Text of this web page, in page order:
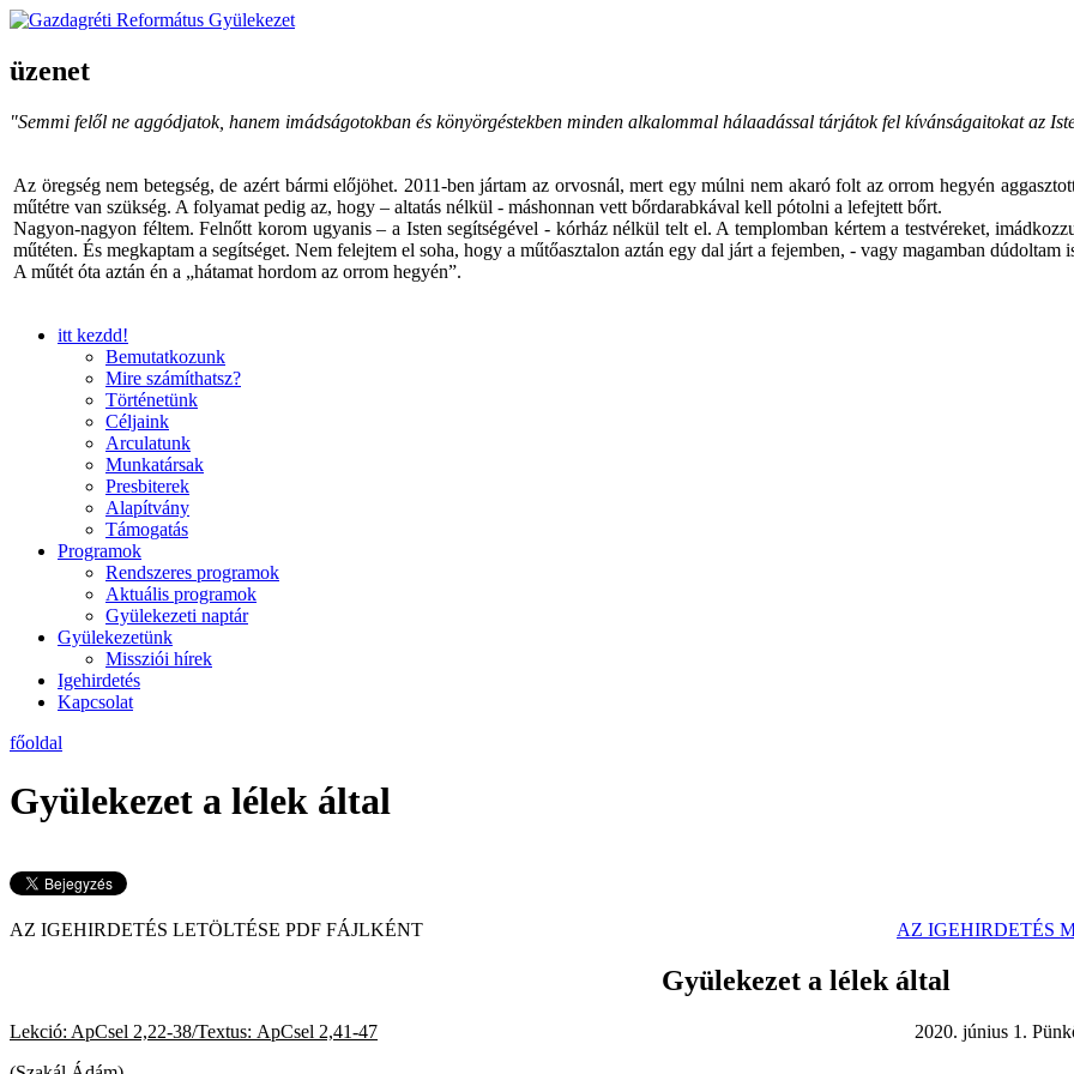
üzenet
"Semmi felől ne aggódjatok, hanem imádságotokban és könyörgéstekben minden alkalommal hálaadással tárjátok fel kívánságaitokat az
Az öregség nem betegség, de azért bármi előjöhet. 2011-ben jártam az orvosnál, mert egy múlni nem akaró folt az orrom hegyén
műtétre van szükség. A folyamat pedig az, hogy – altatás nélkül - máshonnan vett bőrdarabkával kell pótolni a lefejtett bőrt.
Nagyon-nagyon féltem. Felnőtt korom ugyanis – a Isten segítségével - kórház nélkül telt el. A templomban kértem a testvéreket,
műtéten. És megkaptam a segítséget. Nem felejtem el soha, hogy a műtőasztalon aztán egy dal járt a fejemben, - vagy magamban dúdoltam
A műtét óta aztán én a „hátamat hordom az orrom hegyén”.
itt kezdd!
Bemutatkozunk
Mire számíthatsz?
Történetünk
Céljaink
Arculatunk
Munkatársak
Presbiterek
Alapítvány
Támogatás
Programok
Rendszeres programok
Aktuális programok
Gyülekezeti naptár
Gyülekezetünk
Missziói hírek
Igehirdetés
Kapcsolat
főoldal
Gyülekezet a lélek által
AZ IGEHIRDETÉS LETÖLTÉSE PDF FÁJLKÉNT AZ IGEHIRDETÉS
Gyülekezet a lélek által
Lekció: ApCsel 2,22-38/Textus: ApCsel 2,41-47 2020. június 1. Pünkösd